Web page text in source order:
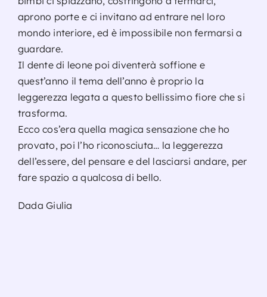
aprono porte e ci invitano ad entrare nel loro
mondo interiore, ed è impossibile non fermarsi a
guardare.
Il dente di leone poi diventerà soffione e
quest’anno il tema dell’anno è proprio la
leggerezza legata a questo bellissimo fiore che si
trasforma.
Ecco cos’era quella magica sensazione che ho
provato, poi l’ho riconosciuta… la leggerezza
dell’essere, del pensare e del lasciarsi andare, per
fare spazio a qualcosa di bello.
Dada Giulia